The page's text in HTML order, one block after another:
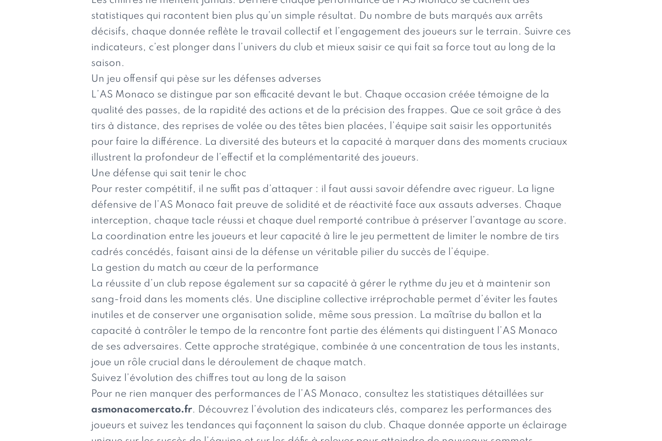
statistiques qui racontent bien plus qu’un simple résultat. Du nombre de buts marqués aux arrêts
décisifs, chaque donnée reflète le travail collectif et l’engagement des joueurs sur le terrain. Suivre ces
indicateurs, c’est plonger dans l’univers du club et mieux saisir ce qui fait sa force tout au long de la
saison.
Un jeu offensif qui pèse sur les défenses adverses
L’AS Monaco se distingue par son efficacité devant le but. Chaque occasion créée témoigne de la
qualité des passes, de la rapidité des actions et de la précision des frappes. Que ce soit grâce à des
tirs à distance, des reprises de volée ou des têtes bien placées, l’équipe sait saisir les opportunités
pour faire la différence. La diversité des buteurs et la capacité à marquer dans des moments cruciaux
illustrent la profondeur de l’effectif et la complémentarité des joueurs.
Une défense qui sait tenir le choc
Pour rester compétitif, il ne suffit pas d’attaquer : il faut aussi savoir défendre avec rigueur. La ligne
défensive de l’AS Monaco fait preuve de solidité et de réactivité face aux assauts adverses. Chaque
interception, chaque tacle réussi et chaque duel remporté contribue à préserver l’avantage au score.
La coordination entre les joueurs et leur capacité à lire le jeu permettent de limiter le nombre de tirs
cadrés concédés, faisant ainsi de la défense un véritable pilier du succès de l’équipe.
La gestion du match au cœur de la performance
La réussite d’un club repose également sur sa capacité à gérer le rythme du jeu et à maintenir son
sang-froid dans les moments clés. Une discipline collective irréprochable permet d’éviter les fautes
inutiles et de conserver une organisation solide, même sous pression. La maîtrise du ballon et la
capacité à contrôler le tempo de la rencontre font partie des éléments qui distinguent l’AS Monaco
de ses adversaires. Cette approche stratégique, combinée à une concentration de tous les instants,
joue un rôle crucial dans le déroulement de chaque match.
Suivez l’évolution des chiffres tout au long de la saison
Pour ne rien manquer des performances de l’AS Monaco, consultez les statistiques détaillées sur
asmonacomercato.fr. Découvrez l’évolution des indicateurs clés, comparez les performances des
joueurs et suivez les tendances qui façonnent la saison du club. Chaque donnée apporte un éclairage